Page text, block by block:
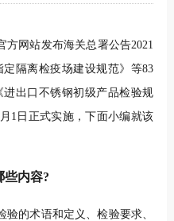
方网站发布海关总署公告2021
隔离检疫场建设规范》等83
出口不锈钢初级产品检验规
1日正式实施，下面小编就该
些内容?
的术语和定义、检验要求、